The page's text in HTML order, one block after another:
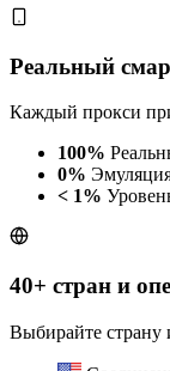
Реальный
Каждый прокси
100%
0%
< 1%
40+ стран и
Выбирайте страну